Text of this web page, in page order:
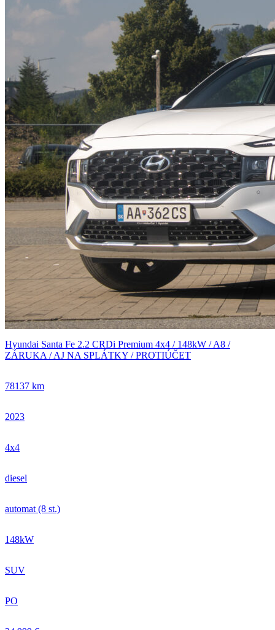
Hyundai Santa Fe 2.2 CRDi Premium 4x4 / 148kW / A8 /
ZÁRUKA / AJ NA SPLÁTKY / PROTIÚČET
78137 km
2023
4x4
diesel
automat (8 st.)
148kW
SUV
PO